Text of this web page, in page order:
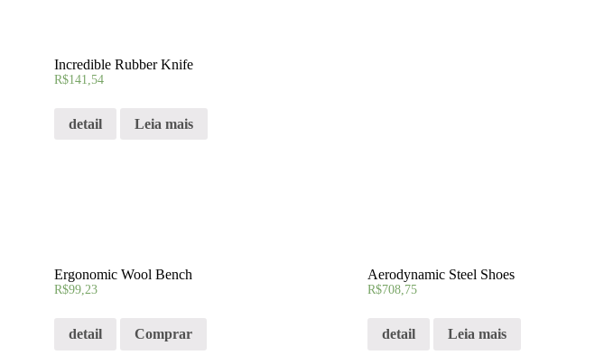
Incredible Rubber Knife
R$141,54
detail Leia mais
Ergonomic Wool Bench
R$99,23
detail Comprar
Aerodynamic Steel Shoes
R$708,75
detail Leia mais